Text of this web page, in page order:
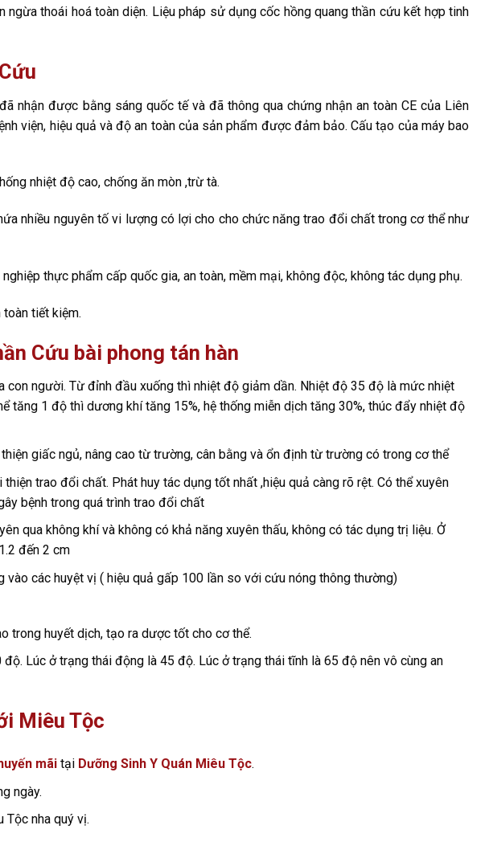
thoái hoá toàn diện. Liệu pháp sử dụng cốc hồng quang thần cứu kết hợp tinh
nhận được bằng sáng quốc tế và đã thông qua chứng nhận an toàn CE của Liên
viện, hiệu quả và độ an toàn của sản phẩm được đảm bảo. Cấu tạo của máy bao
nhiệt độ cao, chống ăn mòn ,trừ tà.
nhiều nguyên tố vi lượng có lợi cho cho chức năng trao đổi chất trong cơ thể như
thực phẩm cấp quốc gia, an toàn, mềm mại, không độc, không tác dụng phụ.
tiết kiệm.
Cứu bài phong tán hàn
con người. Từ đỉnh đầu xuống thì nhiệt độ giảm dần. Nhiệt độ 35 độ là mức nhiệt
tăng 1 độ thì dương khí tăng 15%, hệ thống miễn dịch tăng 30%, thúc đẩy nhiệt độ
giấc ngủ, nâng cao từ trường, cân bằng và ổn định từ trường có trong cơ thể
trao đổi chất. Phát huy tác dụng tốt nhất ,hiệu quả càng rõ rệt. Có thể xuyên
bệnh trong quá trình trao đổi chất
qua không khí và không có khả năng xuyên thấu, không có tác dụng trị liệu. Ở
đến 2 cm
vào các huyệt vị ( hiệu quả gấp 100 lần so với cứu nóng thông thường)
trong huyết dịch, tạo ra dược tốt cho cơ thể.
Lúc ở trạng thái động là 45 độ. Lúc ở trạng thái tĩnh là 65 độ nên vô cùng an
Miêu Tộc
mãitại Dưỡng Sinh Y Quán Miêu Tộc.
ngày.
nha quý vị.